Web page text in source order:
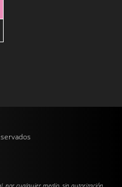
por cualquier medio, sin autorización